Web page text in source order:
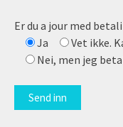
Er du a jour med
Ja
Vet ikke.
Nei, men jeg